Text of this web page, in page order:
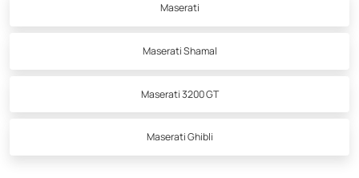
Maserati
Maserati Shamal
Maserati 3200 GT
Maserati Ghibli